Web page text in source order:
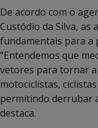
De acordo com o
Custódio da Silva, as
fundamentais para a
“Entendemos que
vetores para tornar
motociclistas,
permitindo derrubar
destaca.